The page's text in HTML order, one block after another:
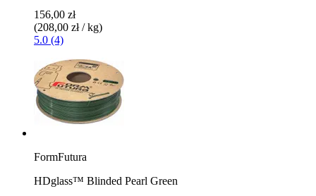
156,00 zł
(208,00 zł / kg)
5.0 (4)
FormFutura
HDglass™ Blinded Pearl Green